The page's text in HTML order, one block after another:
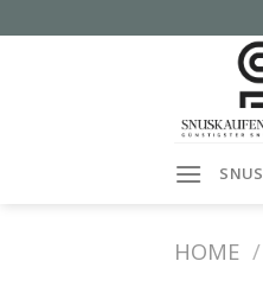
to
SNUS
HOME /